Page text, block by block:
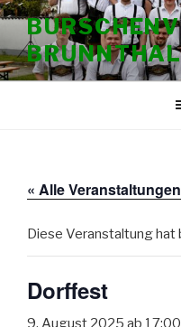
Zum
Inhalt
springen
« Alle Veranstaltungen
Diese Veranstaltung
Dorffest
9. August 2025 ab 17:00